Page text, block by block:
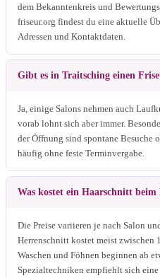
dem Bekanntenkreis und
friseur.org findest du eine aktuelle
Adressen und Kontaktdaten.
Gibt es in Traitsching einen
Ja, einige Salons nehmen auch
vorab lohnt sich aber immer.
der Öffnung sind spontane Besuche
häufig ohne feste Terminvergabe.
Was kostet ein Haarschnitt
Die Preise variieren je nach Salon
Herrenschnitt kostet meist zwischen
Waschen und Föhnen beginnen ab
Spezialtechniken empfiehlt sich